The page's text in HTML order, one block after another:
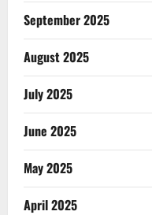
September 2025
August 2025
July 2025
June 2025
May 2025
April 2025